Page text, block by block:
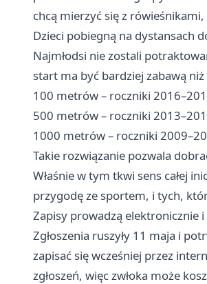
chcą mierzyć się z rówieśnikami,
Dzieci pobiegną na dystansach
Najmłodsi nie zostali
start ma być bardziej zabawą
100 metrów – roczniki
500 metrów – roczniki
1000 metrów – roczniki
Takie rozwiązanie pozwala
Właśnie w tym tkwi sens całej
przygodę ze sportem, i tych,
Zapisy prowadzą elektronicznie
Zgłoszenia ruszyły 11 maja i
zapisać się wcześniej przez
zgłoszeń, więc zwłoka może